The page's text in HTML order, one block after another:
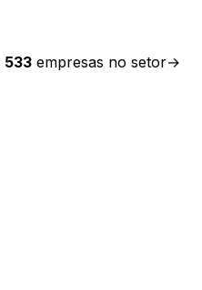
533 empresas no setor→